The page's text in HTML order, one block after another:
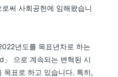
써 사회공헌에 임해왔습니
년도를 목표년차로 하는
으로 계속되는 변혁된 시
목표로 하고 있습니다. 특히,